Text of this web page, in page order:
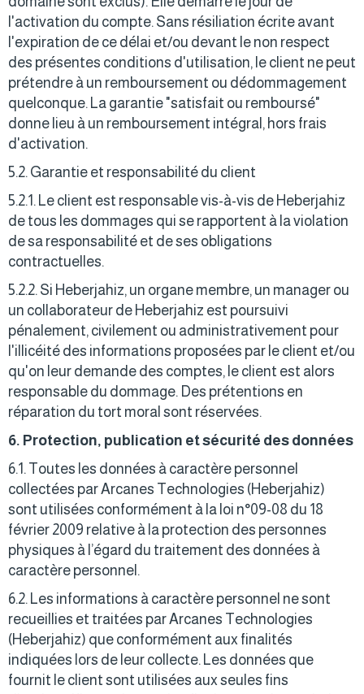
l'activation du compte. Sans résiliation écrite avant
l'expiration de ce délai et/ou devant le non respect
des présentes conditions d'utilisation, le client ne peut
prétendre à un remboursement ou dédommagement
quelconque. La garantie "satisfait ou remboursé"
donne lieu à un remboursement intégral, hors frais
d'activation.
5.2. Garantie et responsabilité du client
5.2.1. Le client est responsable vis-à-vis de Heberjahiz
de tous les dommages qui se rapportent à la violation
de sa responsabilité et de ses obligations
contractuelles.
5.2.2. Si Heberjahiz, un organe membre, un manager ou
un collaborateur de Heberjahiz est poursuivi
pénalement, civilement ou administrativement pour
l'illicéité des informations proposées par le client et/ou
qu'on leur demande des comptes, le client est alors
responsable du dommage. Des prétentions en
réparation du tort moral sont réservées.
6. Protection, publication et sécurité des données
6.1. Toutes les données à caractère personnel
collectées par Arcanes Technologies (Heberjahiz)
sont utilisées conformément à la loi n°09-08 du 18
février 2009 relative à la protection des personnes
physiques à l’égard du traitement des données à
caractère personnel.
6.2. Les informations à caractère personnel ne sont
recueillies et traitées par Arcanes Technologies
(Heberjahiz) que conformément aux finalités
indiquées lors de leur collecte. Les données que
fournit le client sont utilisées aux seules fins